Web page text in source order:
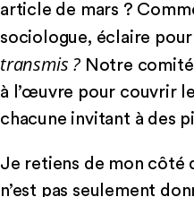
article de mars ?
sociologue, éclaire pour
transmis ? Notre comité
à l’œuvre pour couvrir
chacune invitant à des
Je retiens de mon côté
n’est pas seulement